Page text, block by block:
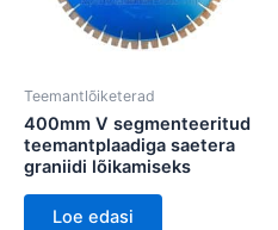
Teemantlõiketerad
400mm V segmenteeritud
teemantplaadiga saetera
graniidi lõikamiseks
Loe edasi